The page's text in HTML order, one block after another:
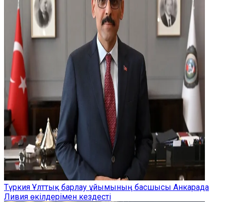
Түркия Ұлттық барлау ұйымының басшысы Анкарада
Ливия өкілдерімен кездесті